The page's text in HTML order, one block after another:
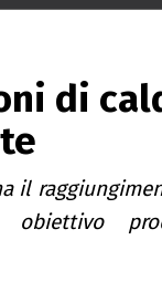
di
il
obiettivo